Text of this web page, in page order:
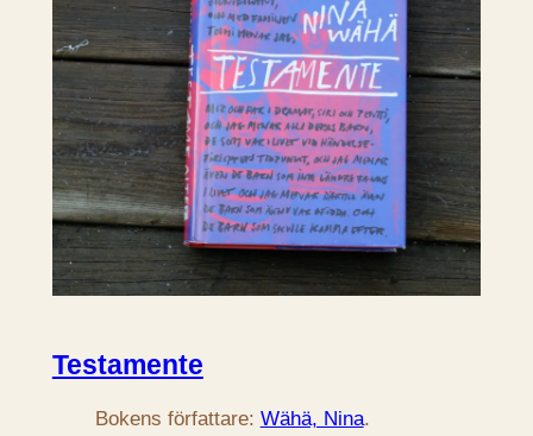
Testamente
Bokens författare: Wähä, Nina.